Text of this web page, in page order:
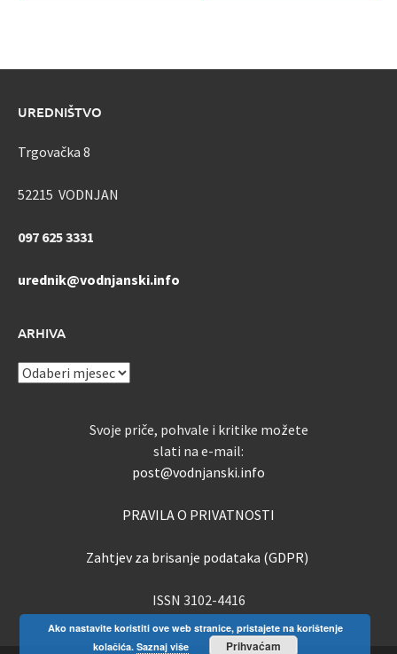
UREDNIŠTVO
Trgovačka 8
52215 VODNJAN
097 625 3331
urednik@vodnjanski.info
ARHIVA
ARHIVA
Svoje priče, pohvale i kritike možete
slati na e-mail:
post@vodnjanski.info
PRAVILA O PRIVATNOSTI
Zahtjev za brisanje podataka (GDPR)
ISSN 3102-4416
Ako nastavite koristiti ove web stranice, pristajete na korištenje
kolačića. Saznaj više Prihvaćam